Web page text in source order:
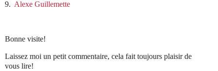
9. Alexe Guillemette
Bonne visite!
Laissez moi un petit commentaire, cela fait toujours plaisir de
vous lire!